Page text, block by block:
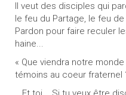
Il veut des disciples qui
le feu du Partage, le feu
Pardon pour faire reculer
haine...
« Que viendra notre
témoins au coeur fraternel